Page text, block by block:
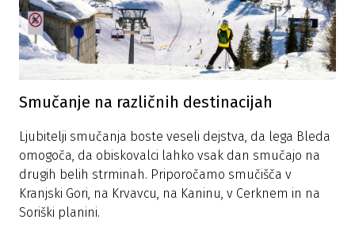
Smučanje na različnih destinacijah
Ljubitelji smučanja boste veseli dejstva, da lega Bleda
omogoča, da obiskovalci lahko vsak dan smučajo na
drugih belih strminah. Priporočamo smučišča v
Kranjski Gori, na Krvavcu, na Kaninu, v Cerknem in na
Soriški planini.